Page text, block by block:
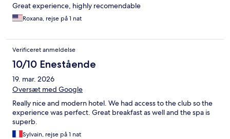
Great experience, highly recomendable
Roxana, rejse på 1 nat
Verificeret anmeldelse
10/10 Enestående
19. mar. 2026
Oversæt med Google
Really nice and modern hotel. We had access to the club so the
experience was perfect. Great breakfast as well and the spa is
superb.
Sylvain, rejse på 1 nat